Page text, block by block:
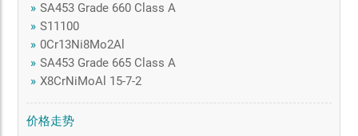
» SA453 Grade 660 Class A
» S11100
» 0Cr13Ni8Mo2Al
» SA453 Grade 665 Class A
» X8CrNiMoAl 15-7-2
价格走势